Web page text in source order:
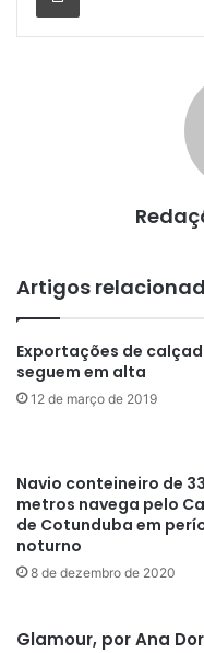
Artigos
Exportações de
seguem em alta
12 de março de 2019
Navio conteineiro de
metros navega pelo
de Cotunduba em
noturno
8 de dezembro de 2020
Glamour, por Ana